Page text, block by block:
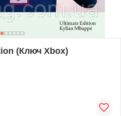
(Ключ Xbox)